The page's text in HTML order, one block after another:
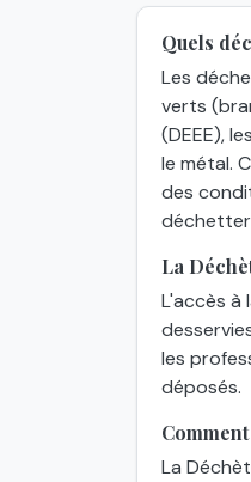
Quels
Les
verts
(DEEE),
le métal.
des
La
L'accès à
les
déposés.
La